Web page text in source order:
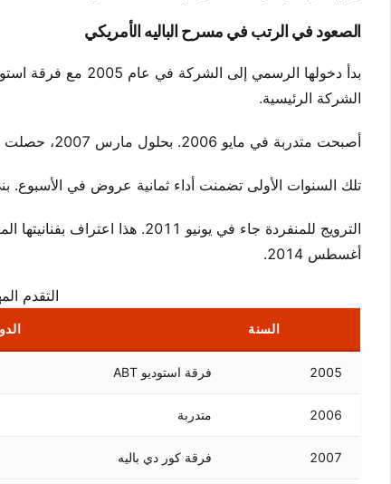
الصعود في الرتب في مسرح الباليه الأمريكي
الشركة الرئيسية.
أصبحت متدربة في مايو 2006. بحلول مارس 2007، حصلت على مكان في فرقة كور دي باليه.
تلك السنوات الأولى تضمنت أداء ثمانية عروض في الأسبوع.
الترويج للمنفردة جاء في يونيو
أغسطس 2014.
التقدم
السنة
2005 فرقة استوديو ABT
2006 متدربة
2007 فرقة كور دي باليه